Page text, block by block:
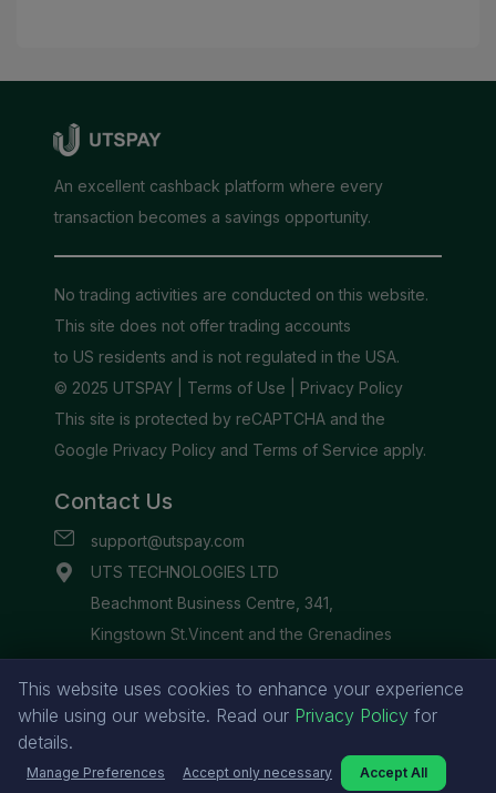
This website uses cookies to enhance your experience
while using our website. Read our Privacy Policy for
details.
Manage Preferences Accept only necessary Accept All